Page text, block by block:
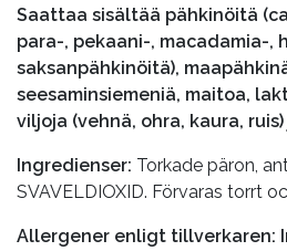
Saattaa sisältää pähkinöitä
para-, pekaani-, macadamia-,
saksanpähkinöitä),
seesaminsiemeniä, maitoa,
viljoja (vehnä, ohra, kaura,
Ingredienser: Torkade päron,
SVAVELDIOXID. Förvaras torrt
Allergener enligt tillverkaren: